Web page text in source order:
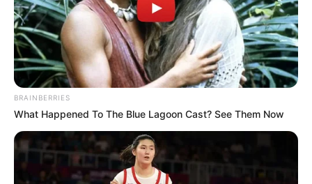
memamerkan Su-57 kepada Presiden Turki Recep Tayyip
Erdoğan, yang memicu spekulasi bahwa Turki mungkin
mempertimbangkan pesawat tersebut sebagai alternatif dari
program F-35 AS. Namun, tidak ada kesepakatan yang terwujud.
(Gilang Perdana)
BRAINBERRIES
What Happened To The Blue Lagoon Cast? See Them Now